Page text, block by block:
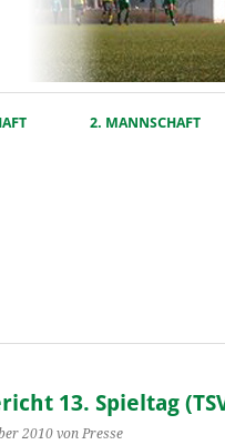
2. MANNSCHAFT
13. Spieltag
2010 von Presse